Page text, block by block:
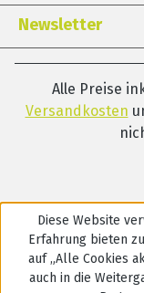
Newsletter
Alle Preise
Versandkosten
Diese Website
Erfahrung bieten
auf „Alle Cookies
auch in die